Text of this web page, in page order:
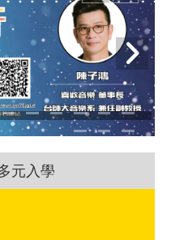
壇活動
元入學